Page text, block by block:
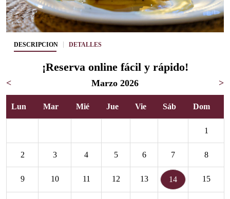
DESCRIPCIÓN DETALLES
¡Reserva online fácil y rápido!
< Marzo 2026 >
Lun Mar Mié Jue Vie Sáb Dom
1
2 3 4 5 6 7 8
9 10 11 12 13 14 15